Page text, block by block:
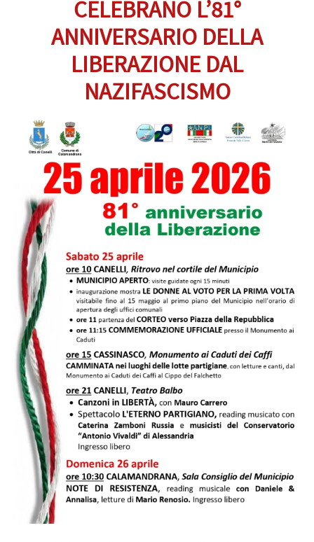
CELEBRANO L’81°
ANNIVERSARIO DELLA
LIBERAZIONE DAL
NAZIFASCISMO